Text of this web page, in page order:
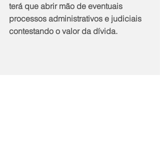
terá que abrir mão de eventuais
processos administrativos e judiciais
contestando o valor da dívida.